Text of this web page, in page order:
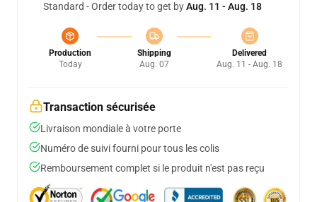
Standard - Order today to get byAug. 11 - Aug. 18
Production
Today
Shipping
Aug. 07
Delivered
Aug. 11 - Aug. 18
Transaction sécurisée
Livraison mondiale à votre porte
Numéro de suivi fourni pour tous les colis
Remboursement complet si le produit n'est pas reçu